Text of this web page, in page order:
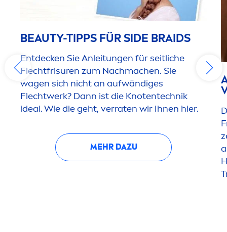
BEAUTY-TIPPS FÜR SIDE BRAIDS
Entdecken Sie Anleitungen für seitliche
Flechtfrisuren zum Nachmachen. Sie
wagen sich nicht an aufwändiges
Flechtwerk? Dann ist die Knotentechnik
ideal. Wie die geht, verraten wir Ihnen hier.
MEHR DAZU